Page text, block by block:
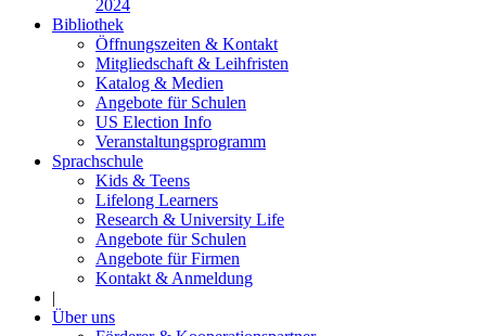
2024
Bibliothek
Öffnungszeiten & Kontakt
Mitgliedschaft & Leihfristen
Katalog & Medien
Angebote für Schulen
US Election Info
Veranstaltungsprogramm
Sprachschule
Kids & Teens
Lifelong Learners
Research & University Life
Angebote für Schulen
Angebote für Firmen
Kontakt & Anmeldung
|
Über uns